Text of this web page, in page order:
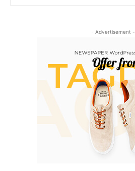
- Advertisement -